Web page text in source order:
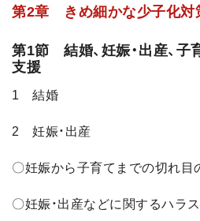
第2章 きめ細かな少子化対
第1節 結婚、妊娠・出産、子
支援
1 結婚
2 妊娠・出産
〇妊娠から子育てまでの切れ目
〇妊娠・出産などに関するハラ